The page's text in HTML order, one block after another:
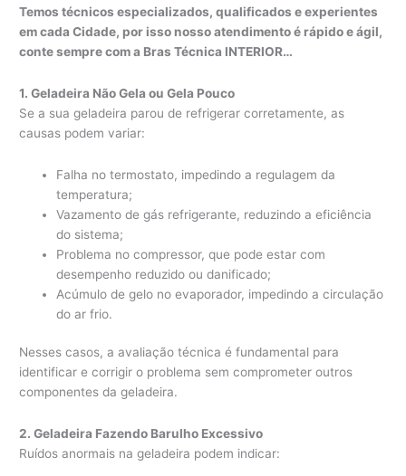
Temos técnicos especializados, qualificados e experientes
em cada Cidade, por isso nosso atendimento é rápido e ágil,
conte sempre com a Bras Técnica INTERIOR…
1. Geladeira Não Gela ou Gela Pouco
Se a sua geladeira parou de refrigerar corretamente, as
causas podem variar:
Falha no termostato, impedindo a regulagem da
temperatura;
Vazamento de gás refrigerante, reduzindo a eficiência
do sistema;
Problema no compressor, que pode estar com
desempenho reduzido ou danificado;
Acúmulo de gelo no evaporador, impedindo a circulação
do ar frio.
Nesses casos, a avaliação técnica é fundamental para
identificar e corrigir o problema sem comprometer outros
componentes da geladeira.
2. Geladeira Fazendo Barulho Excessivo
Ruídos anormais na geladeira podem indicar: